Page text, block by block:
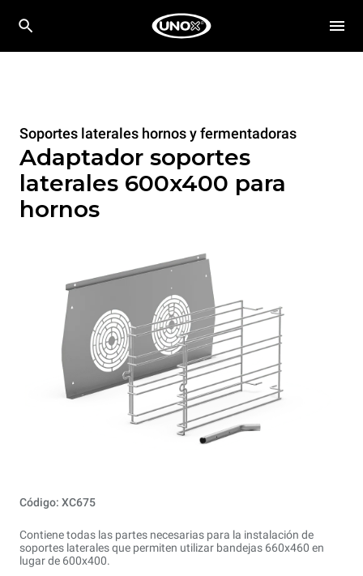
Soportes laterales hornos y fermentadoras
Adaptador soportes
laterales 600x400 para
hornos
Código: XC675
Contiene todas las partes necesarias para la instalación de
soportes laterales que permiten utilizar bandejas 660x460 en
lugar de 600x400.